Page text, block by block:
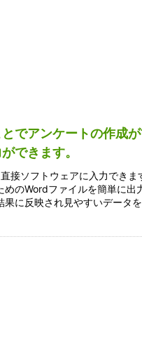
でアンケートの作成
できます。
接ソフトウェアに入力できま
のWordファイルを簡単に出
果に反映され見やすいデータ